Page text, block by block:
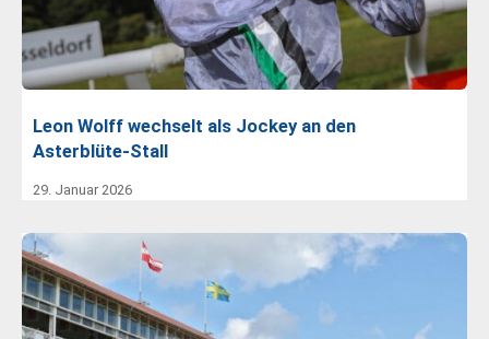
Leon Wolff wechselt als Jockey an den
Asterblüte-Stall
29. Januar 2026